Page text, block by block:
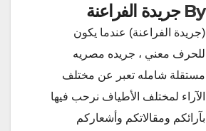
By جريدة الفراعنة
(جريدة الفراعنة) عندما يكون
للحرف معني ، جريده مصريه
مستقلة شامله تعبر عن مختلف
الآراء لمختلف الأطياف نرحب فيها
بآرائكم ومقالاتكم وأشعاركم